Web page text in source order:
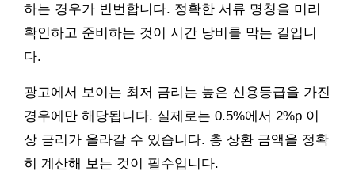
하는 경우가 빈번합니다. 정확한 서류 명칭을 미리
확인하고 준비하는 것이 시간 낭비를 막는 길입니
다.
광고에서 보이는 최저 금리는 높은 신용등급을 가진
경우에만 해당됩니다. 실제로는 0.5%에서 2%p 이
상 금리가 올라갈 수 있습니다. 총 상환 금액을 정확
히 계산해 보는 것이 필수입니다.